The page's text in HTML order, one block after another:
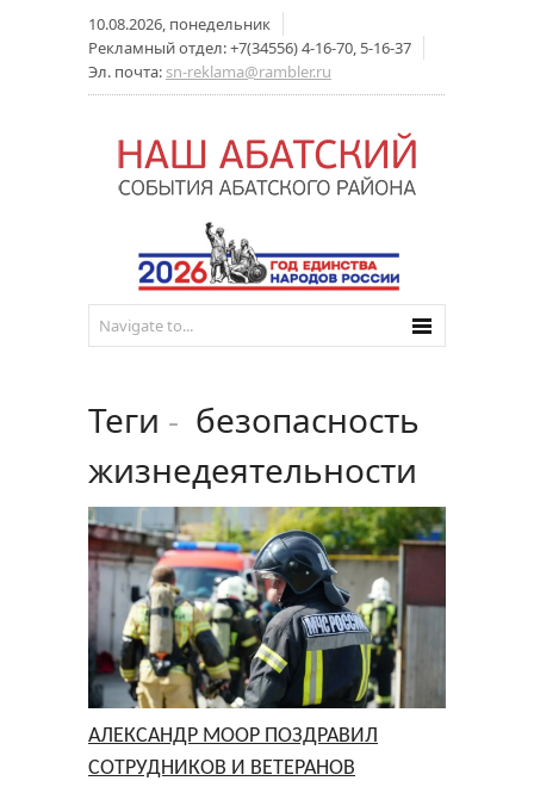
10.08.2026, понедельник
Рекламный отдел: +7(34556) 4-16-70, 5-16-37
Эл. почта: sn-reklama@rambler.ru
Теги - безопасность
жизнедеятельности
АЛЕКСАНДР МООР ПОЗДРАВИЛ
СОТРУДНИКОВ И ВЕТЕРАНОВ